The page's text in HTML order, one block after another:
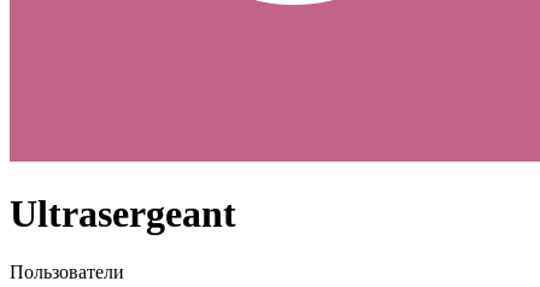
Ultrasergeant
Пользователи